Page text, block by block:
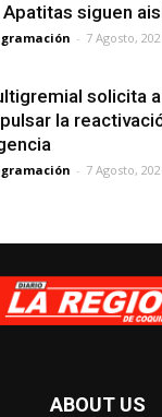
Apatitas siguen
- 7 Agosto,
solicita
la
- 7 Agosto,
ABOUT US